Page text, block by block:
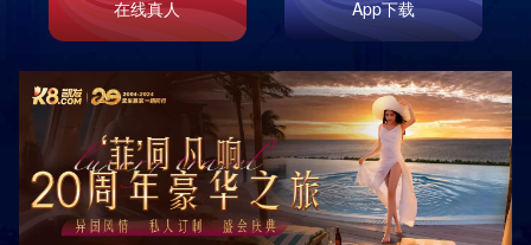
关于我们
ABOUT US
分类
地址：江西省南昌市
电话：0898-08980898